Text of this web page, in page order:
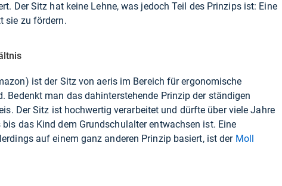
Der Sitz hat keine Lehne, was jedoch Teil des Prinzips ist: Eine
sie zu fördern.
) ist der Sitz von aeris im Bereich für ergonomische
Bedenkt man das dahinterstehende Prinzip der ständigen
Der Sitz ist hochwertig verarbeitet und dürfte über viele Jahre
das Kind dem Grundschulalter entwachsen ist. Eine
auf einem ganz anderen Prinzip basiert, ist der Moll